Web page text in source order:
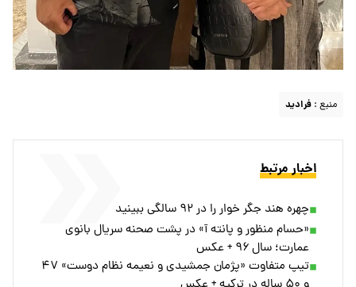
منبع : فرادید
اخبار مرتبط
چهره هند جگر خوار را در ۹۲ سالگی ببینید
«حسام منظور و پانته آ» در پشت صحنه سریال بانوی
عمارت؛ سال ۹۶ + عکس
تیپ متفاوت «پژمان جمشیدی و نعیمه نظام دوست» ۴۷